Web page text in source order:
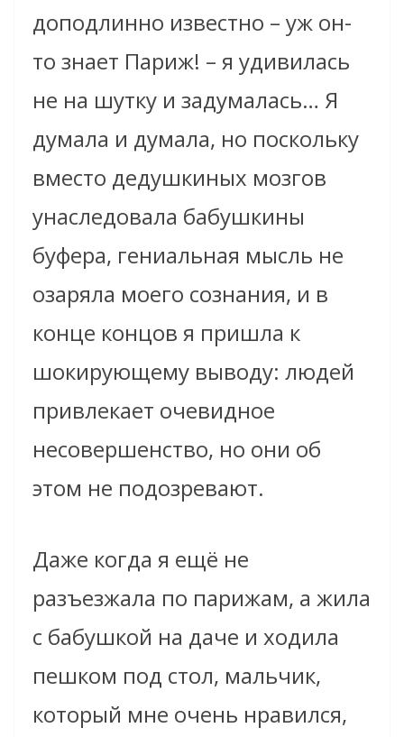
доподлинно известно – уж он-
то знает Париж! – я удивилась
не на шутку и задумалась… Я
думала и думала, но поскольку
вместо дедушкиных мозгов
унаследовала бабушкины
буфера, гениальная мысль не
озаряла моего сознания, и в
конце концов я пришла к
шокирующему выводу: людей
привлекает очевидное
несовершенство, но они об
этом не подозревают.
Даже когда я ещё не
разъезжала по парижам, а жила
с бабушкой на даче и ходила
пешком под стол, мальчик,
который мне очень нравился,